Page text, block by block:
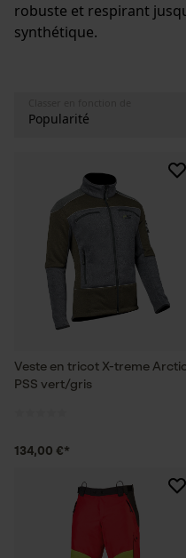
robuste et respirant
synthétique.
Veste en tricot X-treme Arctic
PSS vert/gris
134,00 €*